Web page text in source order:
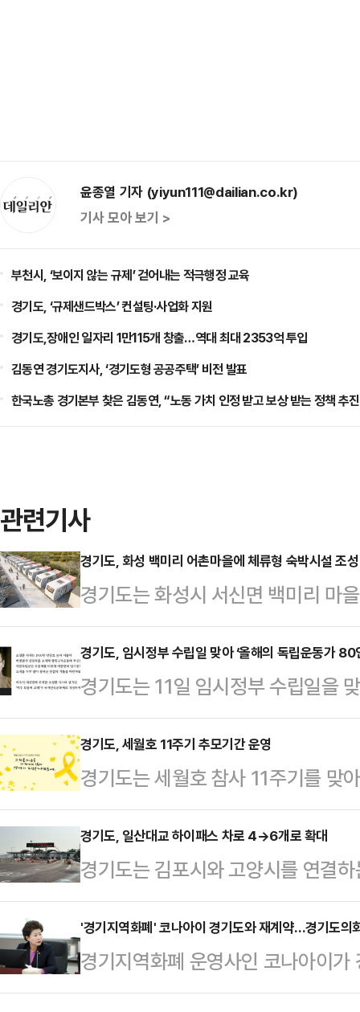
윤종열 기자 (yiyun111@dailian.co.kr)
기사 모아 보기 >
부천시, ‘보이지 않는 규제’ 걷어내는 적극행정 교육
경기도, ‘규제샌드박스’ 컨설팅·사업화 지원
경기도,장애인 일자리 1만115개 창출…역대 최대 2353억 투입
김동연 경기도지사, ‘경기도형 공공주택’ 비전 발표
한국노총 경기본부 찾은 김동연, “노동 가치 인정 받고 보상 받는 정책 추
관련기사
경기도, 화성 백미리 어촌마을에 체류형 숙박시설 조
경기도는 화성시 서신면 백미리 마
화사업’ 공모사업에 최종 선정돼
혔다.이에 따라 화성시 서신면 백
류형 숙박시설이 조성된다.어촌체
숙박시설과 특화시설 등 운영 기반
를 높이기 위한 사업이다. 올해 공
리 마을을 포함해 전국 4곳이 최종
전기·통신·정화조 등 기반…
경기도, 임시정부 수립일 맞아 ‘올해의 독립운동가 80
경기도는 11일 임시정부 수립일을
‘올해의 독립운동가 80인’ 중 21명
인’ 선정 사업은 경기도와 광복회
독립유공자 1500여명 중 대표적인
추진된다.도는 지난 삼일절 기념식
선생을 발표한 바 있다.공개된 독립
으로 제작하는 등 홍보해 업적을
데는 임시…
경기도, 세월호 11주기 추모기간 운영
경기도는 세월호 참사 11주기를 맞
다고 밝혔다.전 공직자와 도민이 세
유하기 위해 이 기간 수원 광교 도
게양한다.세월호 추모기는 ‘하나의
노란 리본 이미지를 담고 있다.청사
이 가라앉지 않도록 경기도가 기억
탠드형 배너가 설치된다.또 경기도
‘기억과 연대’를 운영한…
경기도, 일산대교 하이패스 차로 4→6개로 확대
경기도는 김포시와 고양시를 연결
해 민자사업자인 일산대교㈜와 함
밝혔다.일산대교는 수도권 서북부
로, 특히 출퇴근 시간대 반복되는
에 따라 경기도와 일산대교㈜가 협
'경기지역화폐' 코나아이 경기도와 재계약…경기도의
경기지역화폐 운영사인 코나아이
판을 받으며 뭇매를 맞았다. 코나아